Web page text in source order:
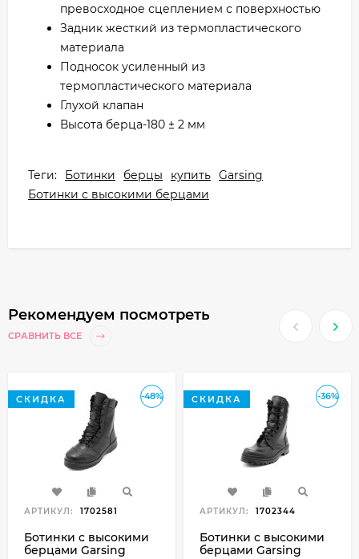
превосходное сцеплением с поверхностью
Задник жесткий из термопластического
материала
Подносок усиленный из
термопластического материала
Глухой клапан
Высота берца-180 ± 2 мм
Теги: Ботинки берцы купить Garsing
Ботинки с высокими берцами
Рекомендуем посмотреть
СРАВНИТЬ ВСЕ
-48%
СКИДКА
АРТИКУЛ: 1702581
Ботинки с высокими
берцами Garsing
-36%
СКИДКА
АРТИКУЛ: 1702344
Ботинки с высокими
берцами Garsing